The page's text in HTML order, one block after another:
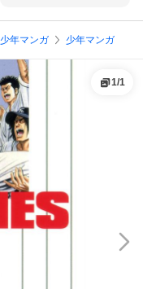
少年マンガ 少年マンガ
1/1